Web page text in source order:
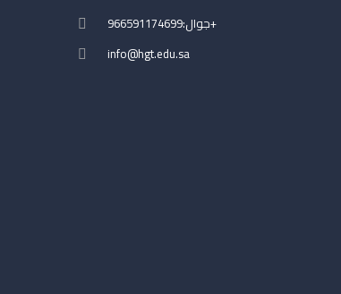
جوال:966591174699+
info@hgt.edu.sa